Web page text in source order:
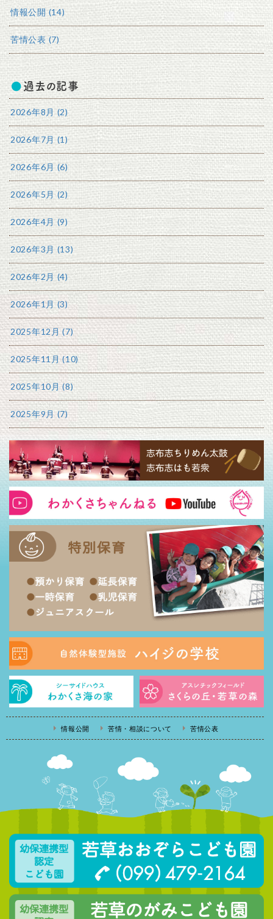
情報公開 (14)
苦情公表 (7)
過去の記事
2026年8月 (2)
2026年7月 (1)
2026年6月 (6)
2026年5月 (2)
2026年4月 (9)
2026年3月 (13)
2026年2月 (4)
2026年1月 (3)
2025年12月 (7)
2025年11月 (10)
2025年10月 (8)
2025年9月 (7)
情報公開 苦情・相談について 苦情公表